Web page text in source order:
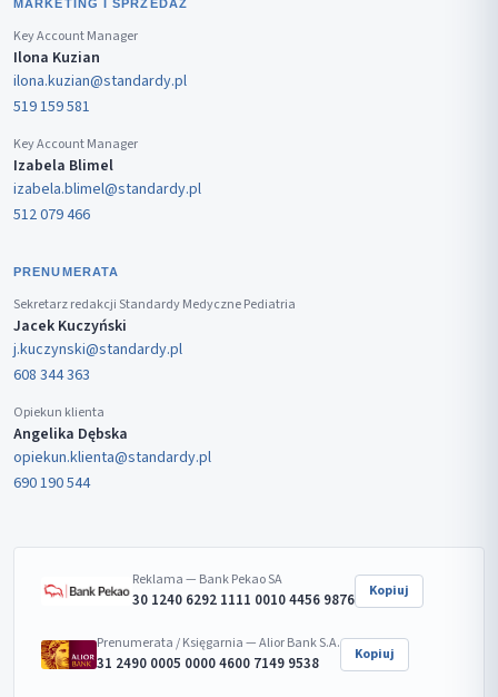
MARKETING I SPRZEDAŻ
Key Account Manager
Ilona Kuzian
ilona.kuzian@standardy.pl
519 159 581
Key Account Manager
Izabela Blimel
izabela.blimel@standardy.pl
512 079 466
PRENUMERATA
Sekretarz redakcji Standardy Medyczne Pediatria
Jacek Kuczyński
j.kuczynski@standardy.pl
608 344 363
Opiekun klienta
Angelika Dębska
opiekun.klienta@standardy.pl
690 190 544
Reklama — Bank Pekao SA
30 1240 6292 1111 0010 4456 9876 Kopiuj
Prenumerata / Księgarnia — Alior Bank S.A.
31 2490 0005 0000 4600 7149 9538 Kopiuj